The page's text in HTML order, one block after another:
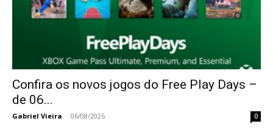
Confira os novos jogos do Free Play Days –
de 06...
Gabriel Vieira - 06/08/2026 0